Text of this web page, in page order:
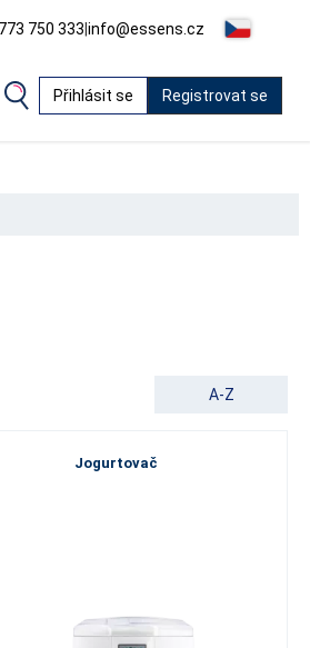
750 333|info@essens.cz
Přihlásit se Registrovat se
A-Z
Jogurtovač